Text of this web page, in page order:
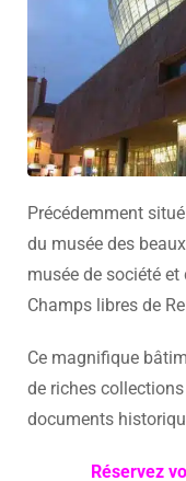
Précédemment
du musée des
musée de société et
Champs libres de
Ce magnifique
de riches
documents
Réservez